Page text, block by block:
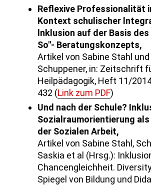
Reflexive Professionalität
Kontext schulischer
lnklusion auf der Basis des
So"- Beratungskonzepts,
Artikel von Sabine Stahl
Schuppener, in: Zeitschrift
Heilpädagogik, Heft 11/
432 (Link zum PDF)
Und nach der Schule?
Sozialraumorientierung
der Sozialen Arbeit,
Artikel von Sabine Stahl,
Saskia et al (Hrsg.):
Chancengleichheit.
Spiegel von Bildung und